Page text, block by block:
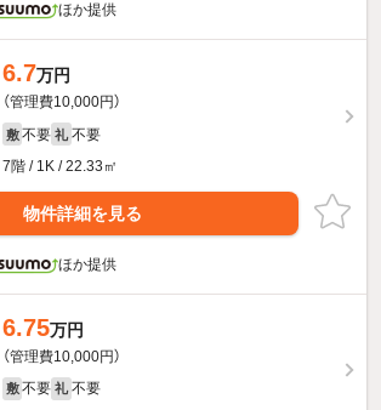
ほか提供
6.7万円
（管理費10,000円）
敷 不要 礼 不要
7階 / 1K / 22.33㎡
物件詳細を見る
ほか提供
6.75万円
（管理費10,000円）
敷 不要 礼 不要